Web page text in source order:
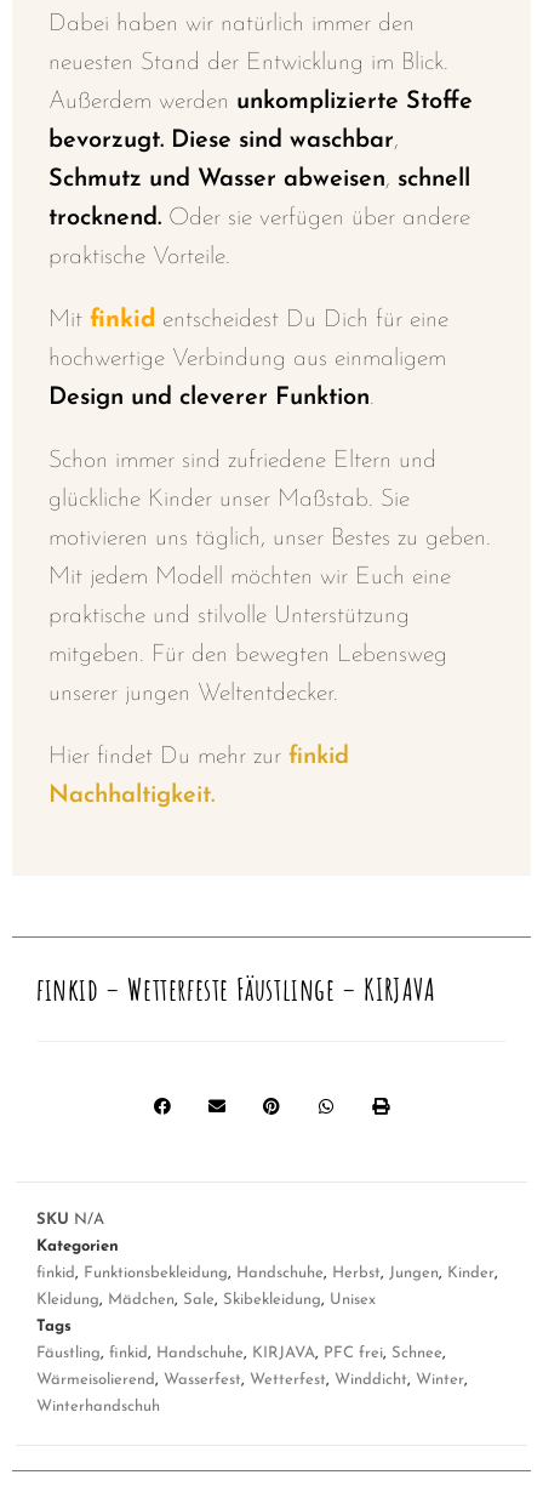
Dabei haben wir natürlich immer den
neuesten Stand der Entwicklung im Blick.
Außerdem werden unkomplizierte Stoffe
bevorzugt. Diese sind waschbar,
Schmutz und Wasser abweisen, schnell
trocknend. Oder sie verfügen über andere
praktische Vorteile.
Mit finkid entscheidest Du Dich für eine
hochwertige Verbindung aus einmaligem
Design und cleverer Funktion.
Schon immer sind zufriedene Eltern und
glückliche Kinder unser Maßstab. Sie
motivieren uns täglich, unser Bestes zu geben.
Mit jedem Modell möchten wir Euch eine
praktische und stilvolle Unterstützung
mitgeben. Für den bewegten Lebensweg
unserer jungen Weltentdecker.
Hier findet Du mehr zur finkid
Nachhaltigkeit.
finkid – Wetterfeste Fäustlinge – KIRJAVA
SKU N/A
Kategorien
finkid, Funktionsbekleidung, Handschuhe, Herbst, Jungen, Kinder,
Kleidung, Mädchen, Sale, Skibekleidung, Unisex
Tags
Fäustling, finkid, Handschuhe, KIRJAVA, PFC frei, Schnee,
Wärmeisolierend, Wasserfest, Wetterfest, Winddicht, Winter,
Winterhandschuh